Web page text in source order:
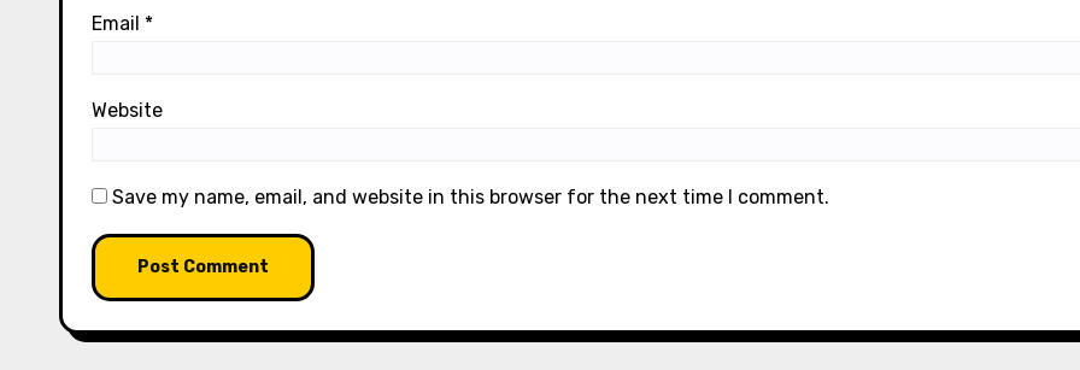
Email *
Website
Save my name, email, and website in this browser for the next time I comment.